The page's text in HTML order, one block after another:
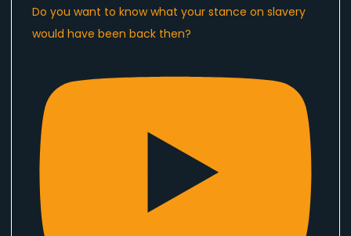
Do you want to know what your stance on slavery
would have been back then?